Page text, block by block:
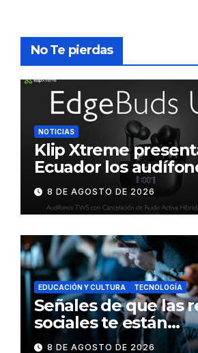
No Te pierdas
NOTICIAS
Klip Xtreme
Ecuador los
DynaBuds con sonido
inteligente y
8 DE AGOSTO DE 2026
EDUCACIÓN Y CULTURA TECNOLOGÍA
Señales de que las
sociales te están
consumiendo
8 DE AGOSTO DE 2026